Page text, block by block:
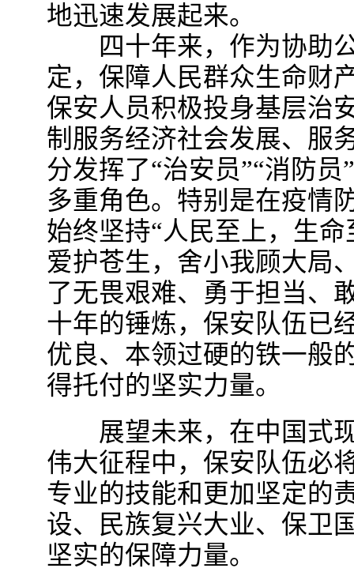
地迅速发展起来。
四十年来，作为协助公
定，保障人民群众生命财
保安人员积极投身基层治
制服务经济社会发展、服
分发挥了“治安员”“消防员
多重角色。特别是在疫情
始终坚持“人民至上，生
爱护苍生，舍小我顾大局
了无畏艰难、勇于担当、
十年的锤炼，保安队伍已
优良、本领过硬的铁一般
得托付的坚实力量。
展望未来，在中国式现
伟大征程中，保安队伍必
专业的技能和更加坚定的
设、民族复兴大业、保卫
坚实的保障力量。